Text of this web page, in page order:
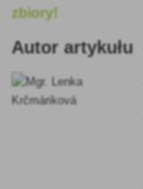
zbiory!
Autor artykułu